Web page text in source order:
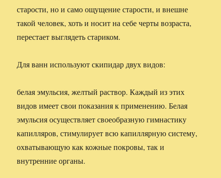
старости, но и само ощущение старости, и внешне
такой человек, хоть и носит на себе черты возраста,
перестает выглядеть стариком.
Для ванн используют скипидар двух видов:
белая эмульсия, желтый раствор. Каждый из этих
видов имеет свои показания к применению. Белая
эмульсия осуществляет своеобразную гимнастику
капилляров, стимулирует всю капиллярную систему,
охватывающую как кожные покровы, так и
внутренние органы.